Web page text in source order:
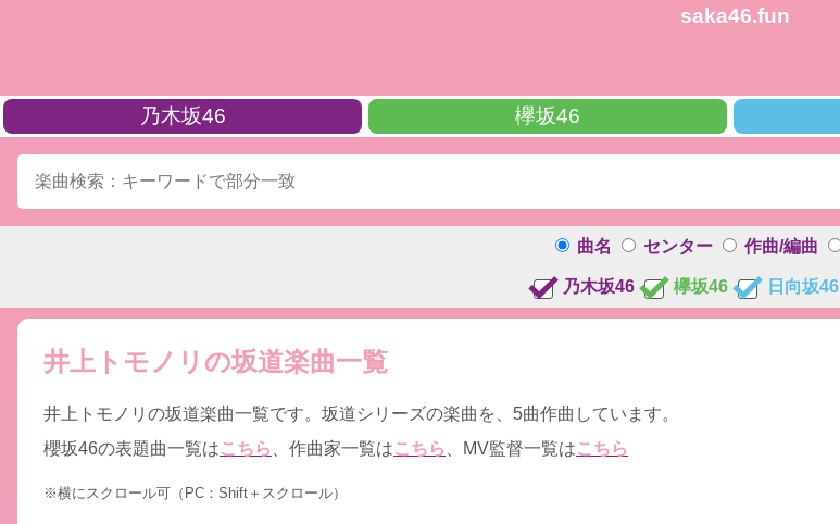
saka46.fun
乃木坂46 欅坂46
曲名 センター 作曲/編曲
乃木坂46 欅坂46 日向坂46
井上トモノリの坂道楽曲一覧
井上トモノリの坂道楽曲一覧です。坂道シリーズの楽曲を、5曲作曲しています。
櫻坂46の表題曲一覧はこちら 、作曲家一覧はこちら 、MV監督一覧はこちら
※横にスクロール可（PC：Shift＋スクロール）